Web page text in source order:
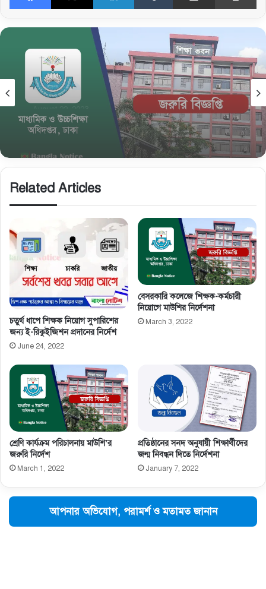
শিক্ষা সংবাদ
August 20, 2023
সকল শিক্ষা প্রতিষ্ঠানের ওয়েব সাইট চালু এবং হালনাগাদের
নির্দেশ
Related Articles
চতুর্থ ধাপে শিক্ষক নিয়োগ সুপারিশের
জন্য ই-রিকুইজিশন প্রদানের নির্দেশ
June 24, 2022
বেসরকারি কলেজে শিক্ষক-কর্মচারী
নিয়োগে মাউশির নির্দেশনা
March 3, 2022
শ্রেণি কার্যক্রম পরিচালনায় মাউশি’র
জরুরি নির্দেশ
March 1, 2022
প্রতিষ্ঠানের সনদ অনুযায়ী শিক্ষার্থীদের
জন্ম নিবন্ধন দিতে নির্দেশনা
January 7, 2022
আপনার অভিযোগ, পরামর্শ ও মতামত জানান